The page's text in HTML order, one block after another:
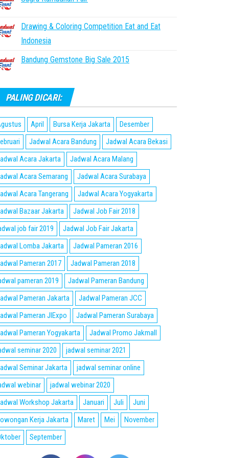
Drawing & Coloring Competition Eat and Eat
Indonesia
Bandung Gemstone Big Sale 2015
PALING DICARI:
April Bursa Kerja Jakarta
Desember
Jadwal Acara Bandung
Jadwal Acara Bekasi
Acara Jakarta
Jadwal Acara Malang
Acara Semarang
Jadwal Acara Surabaya
Acara Tangerang
Jadwal Acara Yogyakarta
Bazaar Jakarta
Jadwal Job Fair 2018
job fair 2019
Jadwal Job Fair Jakarta
Lomba Jakarta
Jadwal Pameran 2016
Pameran 2017
Jadwal Pameran 2018
pameran 2019
Jadwal Pameran Bandung
Pameran Jakarta
Jadwal Pameran JCC
Pameran JIExpo
Jadwal Pameran Surabaya
Pameran Yogyakarta
Jadwal Promo Jakmall
seminar 2020
jadwal seminar 2021
Seminar Jakarta
jadwal seminar online
webinar
jadwal webinar 2020
Workshop Jakarta
Januari Juli
Juni
Kerja Jakarta
Maret Mei
November
September